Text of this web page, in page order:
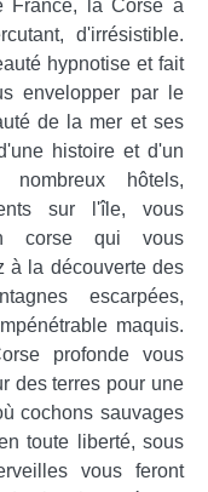
France, la Corse a
d'irrésistible.
hypnotise et fait
envelopper par le
de la mer et ses
histoire et d'un
hôtels,
sur l'île, vous
corse qui vous
à la découverte des
escarpées,
maquis.
profonde vous
des terres pour une
cochons sauvages
toute liberté, sous
vous feront